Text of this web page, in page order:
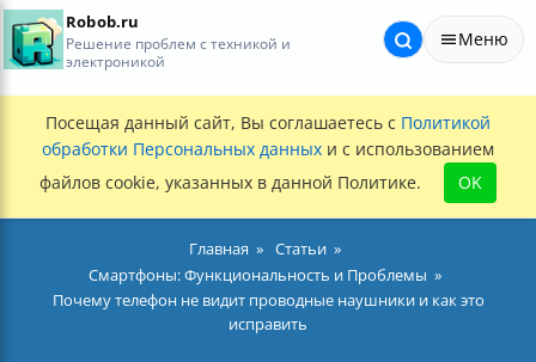
Robob.ru
Решение проблем с техникой и
электроникой
Меню
Посещая данный сайт, Вы соглашаетесь с Политикой
обработки Персональных данных и с использованием
файлов cookie, указанных в данной Политике.
OK
Главная
Статьи
Смартфоны: Функциональность и Проблемы
Почему телефон не видит проводные наушники и как это
исправить